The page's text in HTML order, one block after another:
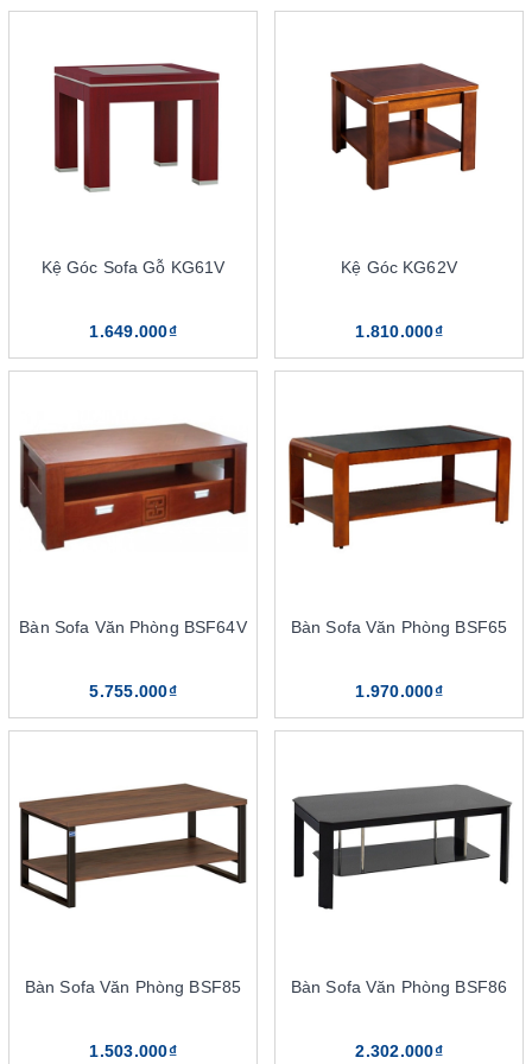
với nhiều mẫu mã để lựa chọn. Chất liệu gỗ có màu sắc tự nhiên,
tròn, vuông…. phù hợp với sở thích của bản thân cũng như
bàn tăng thêm vẻ đẹp, tính thẩm mỹ. Đồng thời, thiết kế chất liệu
kính trơn còn giúp sản phẩm dễ vệ sinh, làm sạch nữa.
Bàn sofa mặt kính khung thép The
One
Bàn sofa khung thép mặt kính The One
Kệ Góc Sofa Gỗ KG61V
1.649.000₫
Kệ Góc KG62V
1.810.000₫
Bàn Sofa Văn Phòng BSF64V
5.755.000₫
Bàn Sofa Văn Phòng BSF65
1.970.000₫
Bàn Sofa Văn Phòng BSF85
1.503.000₫
Bàn Sofa Văn Phòng BSF86
2.302.000₫